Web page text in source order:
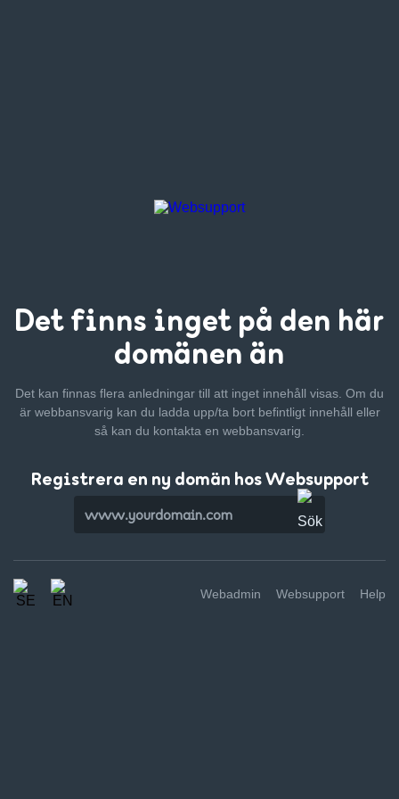
Det finns inget på den här
domänen än
Det kan finnas flera anledningar till att inget innehåll visas. Om du
är webbansvarig kan du ladda upp/ta bort befintligt innehåll eller
så kan du kontakta en webbansvarig.
Registrera en ny domän hos Websupport
Webadmin Websupport Help